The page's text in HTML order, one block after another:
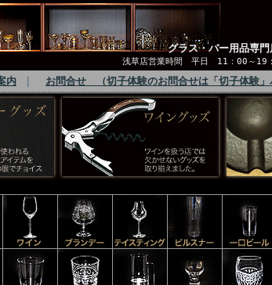
グラス・バー用品専
浅草店営業時間 平日 11：00～19
内 お問合せ （切子体験のお問合せは「切子体験」